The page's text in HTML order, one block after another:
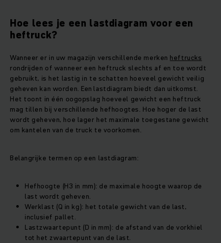
Hoe lees je een lastdiagram voor een
heftruck?
Wanneer er in uw magazijn verschillende merken heftrucks
rondrijden of wanneer een heftruck slechts af en toe wordt
gebruikt, is het lastig in te schatten hoeveel gewicht veilig
geheven kan worden. Een lastdiagram biedt dan uitkomst.
Het toont in één oogopslag hoeveel gewicht een heftruck
mag tillen bij verschillende hefhoogtes. Hoe hoger de last
wordt geheven, hoe lager het maximale toegestane gewicht
om kantelen van de truck te voorkomen.
Belangrijke termen op een lastdiagram:
Hefhoogte (H3 in mm): de maximale hoogte waarop de
last wordt geheven.
Werklast (Q in kg): het totale gewicht van de last,
inclusief pallet.
Lastzwaartepunt (D in mm): de afstand van de vorkhiel
tot het zwaartepunt van de last.